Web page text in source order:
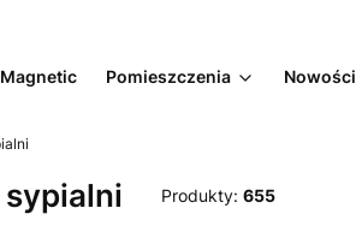
Pomieszczenia Nowości
sypialni Produkty: 655